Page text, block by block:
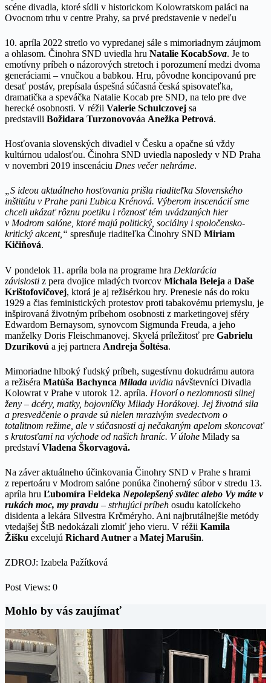
scéne divadla, ktoré sídli v historickom Kolowratskom paláci na
Ovocnom trhu v centre Prahy, sa prvé predstavenie v nedeľu
10. apríla 2022 stretlo vo vypredanej sále s mimoriadnym záujmom
a ohlasom. Činohra SND uviedla hru Natalie KocabSova. Je to
emotívny príbeh o názorových stretoch i porozumení medzi dvoma
generáciami – vnučkou a babkou. Hru, pôvodne koncipovanú pre
desať postáv, prepísala úspešná súčasná česká spisovateľka,
dramatička a speváčka Natalie Kocab pre SND, na telo pre dve
herecké osobnosti. V réžii Valerie Schulczovej sa
predstavili Božidara Turzonovováa Anežka Petrová.
Hosťovania slovenských divadiel v Česku a opačne sú vždy
kultúrnou udalosťou. Činohra SND uviedla naposledy v ND Praha
v novembri 2019 inscenáciu Dnes večer nehráme.
„S ideou aktuálneho hosťovania prišla riaditeľka Slovenského
inštitútu v Prahe pani Ľubica Krénová. Výberom inscenácií sme
chceli ukázať rôznu poetiku i rôznosť tém uvádzaných hier
v Modrom salóne, ktoré majú politický, sociálny i spoločensko-
kritický akcent,“ spresňuje riaditeľka Činohry SND Miriam
Kičiňová.
V pondelok 11. apríla bola na programe hra Deklarácia
závislosti z pera dvojice mladých tvorcov Michala Beleja a Daše
Krištofovičovej, ktorá je aj režisérkou hry. Prenesie nás do roku
1929 a čias feministických protestov proti tabakovému priemyslu, je
inšpirovaná životným príbehom osobnosti z marketingovej sféry
Edwardom Bernaysom, synovcom Sigmunda Freuda, a jeho
manželky Doris Fleischmanovej. Skvelá príležitosť pre Gabrielu
Dzuríkovú a jej partnera Andreja Šoltésa.
Mimoriadne hlboký ľudský príbeh, sugestívnu dokudrámu autora
a režiséra Matúša Bachynca Milada uvidia návštevníci Divadla
Kolowrat v Prahe v utorok 12. apríla. Hovorí o nezlomnosti silnej
ženy – dcéry, matky, bojovníčky Milady Horákovej. Jej životná sila
a presvedčenie o pravde sú nielen mrazivým svedectvom o
totalitnom režime, ale v súčasnosti aj nečakaným apelom skoncovať
s krutosťami na východe od našich hraníc. V úlohe Milady sa
predstavíVladena Škorvagová.
Na záver aktuálneho účinkovania Činohry SND v Prahe s hrami
z repertoáru v Modrom salóne ponúka činoherný súbor v stredu 13.
apríla hru Ľubomíra Feldeka Nepolepšený svätec alebo Vy máte v
rukách moc, my pravdu – strhujúci príbeh osudu katolíckeho
disidenta a lekára Silvestra Krčméryho. Ani najbrutálnejšie metódy
vtedajšej ŠtB nedokázali zlomiť jeho vieru. V réžii Kamila
Žišku excelujú Richard Autner a Matej Marušin.
ZDROJ: Izabela Pažítková
Post Views: 0
Mohlo by vás zaujímať